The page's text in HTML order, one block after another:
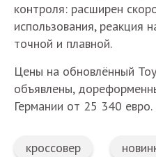
контроля: расширен
использования, реакция
точной и плавной.
Цены на обновлённый
объявлены,
Германии от 25 340 евро.
кроссовер